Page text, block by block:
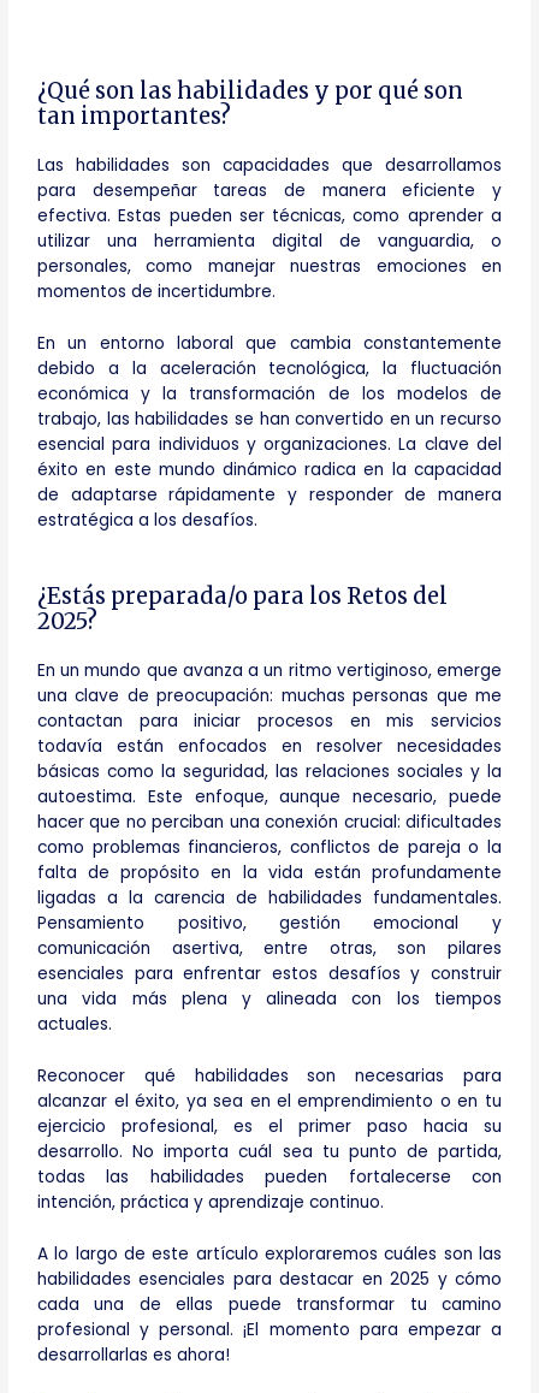
¿Qué son las habilidades y por qué son
tan importantes?
Las habilidades son capacidades que desarrollamos
para desempeñar tareas de manera eficiente y
efectiva. Estas pueden ser técnicas, como aprender a
utilizar una herramienta digital de vanguardia, o
personales, como manejar nuestras emociones en
momentos de incertidumbre.
En un entorno laboral que cambia constantemente
debido a la aceleración tecnológica, la fluctuación
económica y la transformación de los modelos de
trabajo, las habilidades se han convertido en un recurso
esencial para individuos y organizaciones. La clave del
éxito en este mundo dinámico radica en la capacidad
de adaptarse rápidamente y responder de manera
estratégica a los desafíos.
¿Estás preparada/o para los Retos del
2025?
En un mundo que avanza a un ritmo vertiginoso, emerge
una clave de preocupación: muchas personas que me
contactan para iniciar procesos en mis servicios
todavía están enfocados en resolver necesidades
básicas como la seguridad, las relaciones sociales y la
autoestima. Este enfoque, aunque necesario, puede
hacer que no perciban una conexión crucial: dificultades
como problemas financieros, conflictos de pareja o la
falta de propósito en la vida están profundamente
ligadas a la carencia de habilidades fundamentales.
Pensamiento positivo, gestión emocional y
comunicación asertiva, entre otras, son pilares
esenciales para enfrentar estos desafíos y construir
una vida más plena y alineada con los tiempos
actuales.
Reconocer qué habilidades son necesarias para
alcanzar el éxito, ya sea en el emprendimiento o en tu
ejercicio profesional, es el primer paso hacia su
desarrollo. No importa cuál sea tu punto de partida,
todas las habilidades pueden fortalecerse con
intención, práctica y aprendizaje continuo.
A lo largo de este artículo exploraremos cuáles son las
habilidades esenciales para destacar en 2025 y cómo
cada una de ellas puede transformar tu camino
profesional y personal. ¡El momento para empezar a
desarrollarlas es ahora!